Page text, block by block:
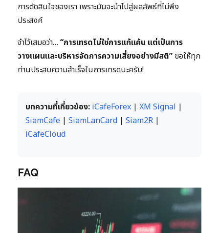
การตัดสินใจของเรา เพราะมันจะนำไปสู่ผลลัพธ์ที่ไม่พึง
ประสงค์
จำไว้เสมอว่า… “การเทรดไม่ใช่การแก้แค้น แต่เป็นการ
วางแผนและบริหารจัดการความเสี่ยงอย่างมีสติ” ขอให้ทุก
ท่านประสบความสำเร็จในการเทรดนะครับ!
บทความที่เกี่ยวข้อง: iCafeForex | XM Signal |
SiamCafe | SiamLanCard | Siam2R |
iCafeCloud
FAQ